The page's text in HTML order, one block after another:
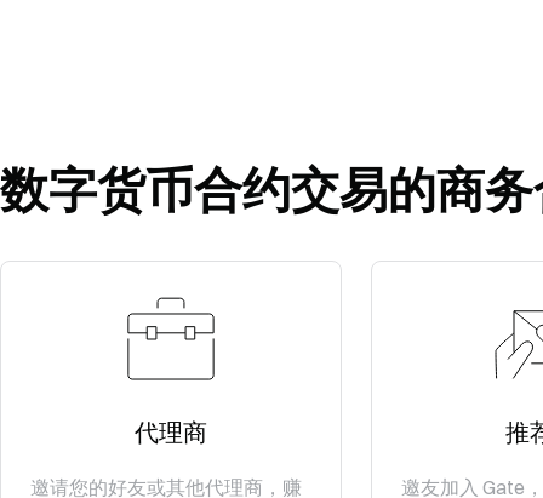
数字货币合约交易的商
代理商
邀请您的好友或其他代理商，赚
推
邀友加入 Gate